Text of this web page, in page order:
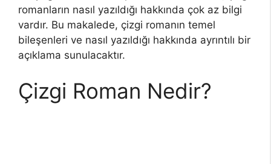
romanların nasıl yazıldığı hakkında çok az bilgi
vardır. Bu makalede, çizgi romanın temel
bileşenleri ve nasıl yazıldığı hakkında ayrıntılı bir
açıklama sunulacaktır.
Çizgi Roman Nedir?